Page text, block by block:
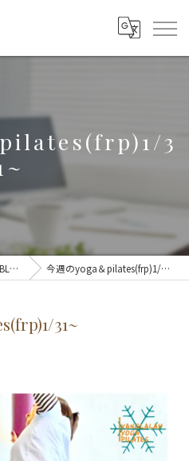
pilates(frp)1/3
BLOG 今週のyoga＆pilates(frp)1/31~
31~